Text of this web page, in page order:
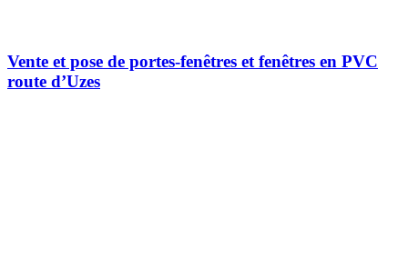
Vente et pose de portes-fenêtres et fenêtres en PVC
route d’Uzes